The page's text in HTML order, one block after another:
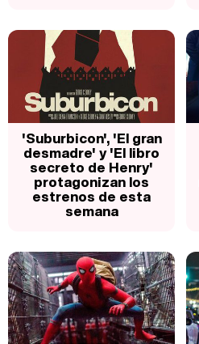
'Suburbicon', 'El gran
desmadre' y 'El libro
secreto de Henry'
protagonizan los
estrenos de esta
semana